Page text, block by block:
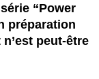
“Power
préparation
peut-être